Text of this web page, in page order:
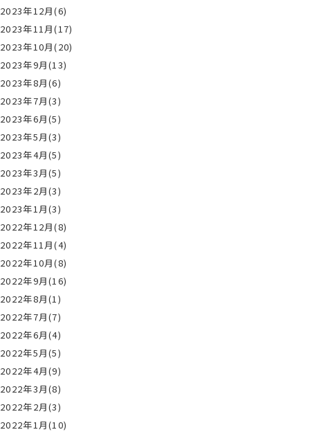
2023年12月(6)
2023年11月(17)
2023年10月(20)
2023年9月(13)
2023年8月(6)
2023年7月(3)
2023年6月(5)
2023年5月(3)
2023年4月(5)
2023年3月(5)
2023年2月(3)
2023年1月(3)
2022年12月(8)
2022年11月(4)
2022年10月(8)
2022年9月(16)
2022年8月(1)
2022年7月(7)
2022年6月(4)
2022年5月(5)
2022年4月(9)
2022年3月(8)
2022年2月(3)
2022年1月(10)